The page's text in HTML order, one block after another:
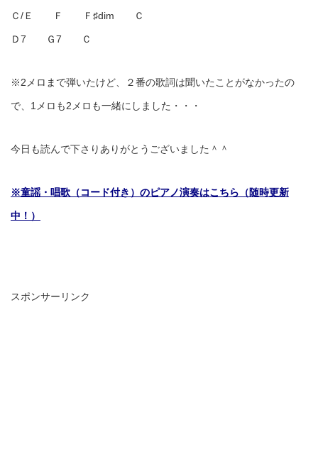
Ｃ/Ｅ Ｆ Ｆ♯dim Ｃ
Ｄ7 Ｇ7 Ｃ
※2メロまで弾いたけど、２番の歌詞は聞いたことがなかったの
で、1メロも2メロも一緒にしました・・・
今日も読んで下さりありがとうございました＾＾
※童謡・唱歌（コード付き）のピアノ演奏はこちら（随時更新
中！）
スポンサーリンク